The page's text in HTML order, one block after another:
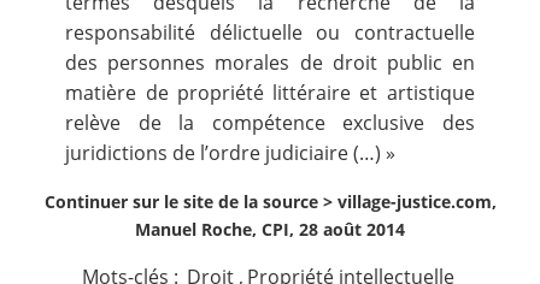
responsabilité délictuelle ou contractuelle
des personnes morales de droit public en
matière de propriété littéraire et artistique
relève de la compétence exclusive des
juridictions de l’ordre judiciaire (…) »
Continuer sur le site de la source > village-justice.com,
Manuel Roche, CPI, 28 août 2014
Mots-clés : Droit , Propriété intellectuelle